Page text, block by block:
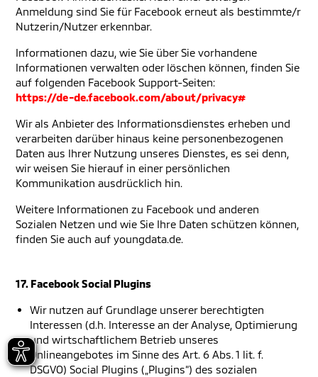
Anmeldung sind Sie für Facebook erneut als bestimmte/r
Nutzerin/Nutzer erkennbar.
Informationen dazu, wie Sie über Sie vorhandene
Informationen verwalten oder löschen können, finden Sie
auf folgenden Facebook Support-Seiten:
https://de-de.facebook.com/about/privacy#
Wir als Anbieter des Informationsdienstes erheben und
verarbeiten darüber hinaus keine personenbezogenen
Daten aus Ihrer Nutzung unseres Dienstes, es sei denn,
wir weisen Sie hierauf in einer persönlichen
Kommunikation ausdrücklich hin.
Weitere Informationen zu Facebook und anderen
Sozialen Netzen und wie Sie Ihre Daten schützen können,
finden Sie auch auf youngdata.de.
17. Facebook Social Plugins
Wir nutzen auf Grundlage unserer berechtigten
Interessen (d.h. Interesse an der Analyse, Optimierung
und wirtschaftlichem Betrieb unseres
Onlineangebotes im Sinne des Art. 6 Abs. 1 lit. f.
DSGVO) Social Plugins („Plugins“) des sozialen